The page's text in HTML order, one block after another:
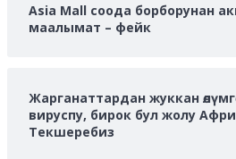
Asia Mall соода борборунан
маалымат – фейк
Жарганаттардан жуккан
вируспу, бирок бул жолу
Текшеребиз